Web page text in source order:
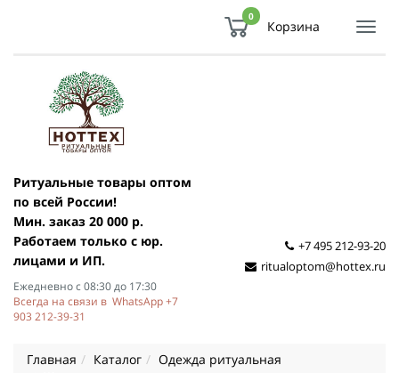
0
Корзина
Ритуальные товары оптом
по всей России!
Мин. заказ 20 000 р.
Работаем только с юр.
лицами и ИП.
Ежедневно с 08:30 до 17:30
Всегда на связи в WhatsApp +7
903 212-39-31
+7 495 212-93-20
ritualoptom@hottex.ru
Главная Каталог
Одежда ритуальная